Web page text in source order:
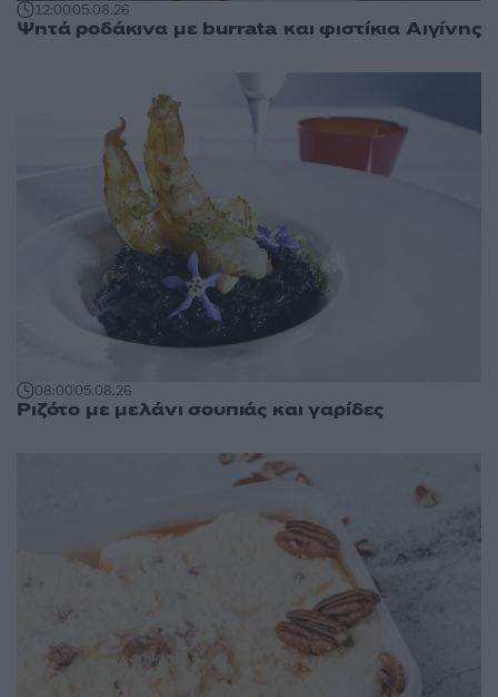
12:0005.08.26
Ψητά ροδάκινα με burrata και φιστίκια Αιγίνης
08:0005.08.26
Ριζότο με μελάνι σουπιάς και γαρίδες